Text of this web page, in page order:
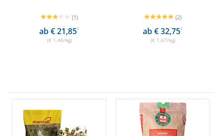
(1)
ab € 21,851
(€ 1,48/kg)
(2)
ab € 32,751
(€ 1,67/kg)